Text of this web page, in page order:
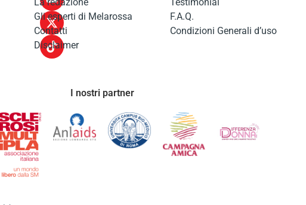
Gli esperti di Melarossa
Contatti
Disclaimer
F.A.Q.
Condizioni Generali d’uso
I nostri partner